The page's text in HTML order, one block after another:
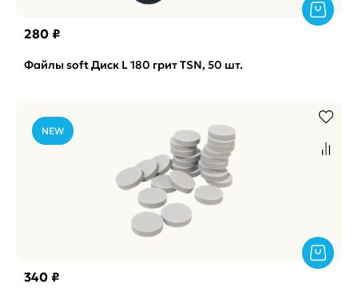
280 ₽
Файлы soft Диск L 180 грит TSN, 50 шт.
NEW
340 ₽